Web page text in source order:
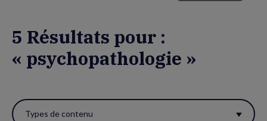
5 Résultats pour :
« psychopathologie »
ces Types de contenu